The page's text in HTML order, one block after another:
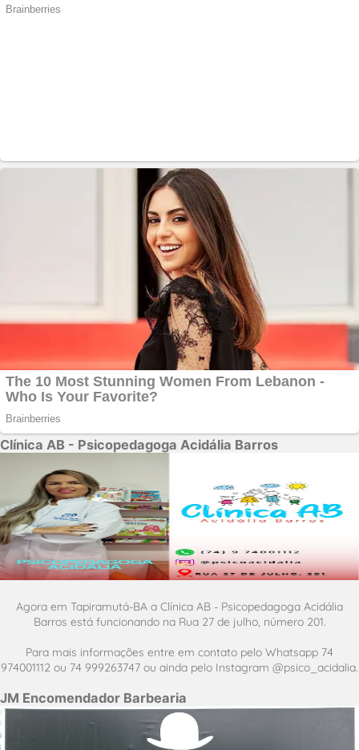
Clínica AB - Psicopedagoga Acidália Barros
Agora em Tapiramutá-BA a Clínica AB - Psicopedagoga Acidália
Barros está funcionando na Rua 27 de julho, número 201.
Para mais informações entre em contato pelo Whatsapp 74
974001112 ou 74 999263747 ou ainda pelo Instagram @psico_acidalia.
JM Encomendador Barbearia